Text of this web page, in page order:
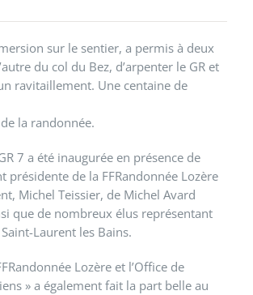
sur le sentier, a permis à deux
du col du Bez, d’arpenter le GR et
ravitaillement. Une centaine de
la randonnée.
7 a été inaugurée en présence de
de la FFRandonnée Lozère
Michel Teissier, de Michel Avard
que de nombreux élus représentant
Laurent les Bains.
Lozère et l’Office de
» a également fait la part belle au